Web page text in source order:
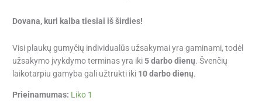
Dovana, kuri kalba tiesiai iš širdies!
Visi plaukų gumyčių individualūs užsakymai yra gaminami, todėl
užsakymo įvykdymo terminas yra iki5 darbo dienų. Švenčių
laikotarpiu gamyba gali užtrukti iki 10 darbo dienų.
Prieinamumas: Liko 1